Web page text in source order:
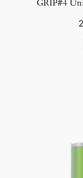
GRIP#4